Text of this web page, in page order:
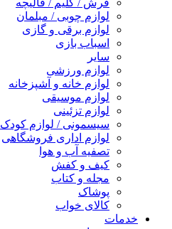
فرش / گلیم / قالیچه
لوازم چوبی / مبلمان
لوازم برقی و گازی
اسباب بازی
سایر
لوازم ورزشی
لوازم خانه و آشپزخانه
لوازم موسیقی
لوازم تزئینی
سیسمونی / لوازم کودک
لوازم اداری فروشگاهی
تصفیه آب و هوا
کیف و کفش
مجله و کتاب
پوشاک
کالای خواب
خدمات